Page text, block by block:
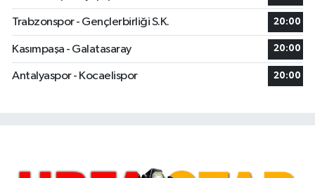
Trabzonspor - Gençlerbirliği S.K. 20:00
Kasımpaşa - Galatasaray 20:00
Antalyaspor - Kocaelispor 20:00